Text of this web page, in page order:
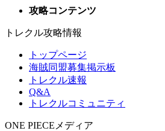
攻略コンテンツ
トレクル攻略情報
トップページ
海賊同盟募集掲示板
トレクル速報
Q&A
トレクルコミュニティ
ONE PIECEメディア